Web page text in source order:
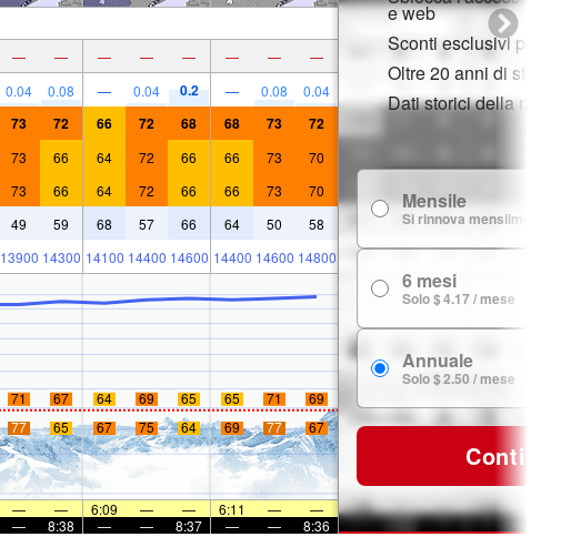
— — — — — — — —
0.04 0.08 — 0.04 0.2 — 0.08 0.04
73 72 66 72 68 68 73 72
73 66 64 72 66 66 73 70
73 66 64 72 66 66 73 70
49 59 68 57 66 64 50 58
13900 14300 14100 14400 14600 14400 14600 14800
71 67 64 69 65 65 71
69
77 65 67 75 64 69 77 67
— — 6:09 — — 6:11 —
—
— 8:38 — — 8:37 — — 8:36
e web
Sconti esclusivi per i
Oltre 20 anni di storia
Dati storici della neve
Mensile
Si rinnova mensilmente
6 mesi
Solo $ 4.17 / mese
Annuale
Solo $ 2.50 / mese
Continua